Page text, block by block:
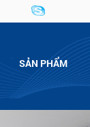
SẢN PHẨM